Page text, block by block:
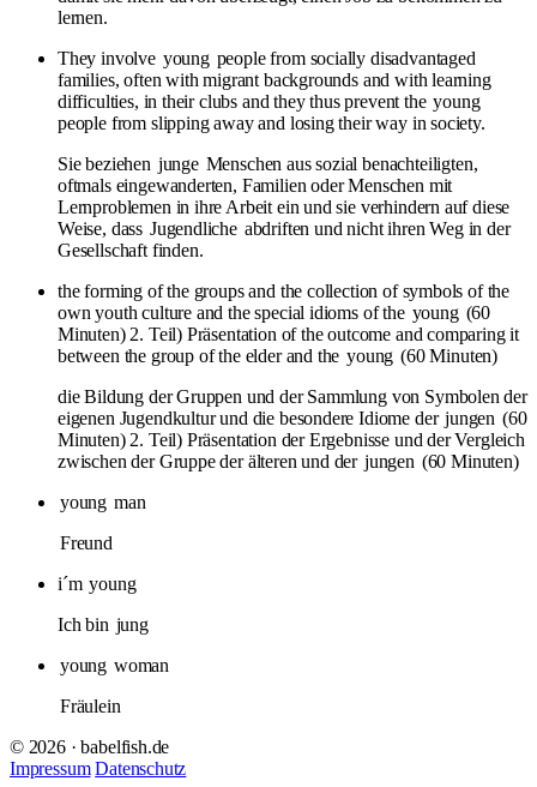
lernen.
They involve young people from socially disadvantaged
families, often with migrant backgrounds and with learning
difficulties, in their clubs and they thus prevent the young
people from slipping away and losing their way in society.
Sie beziehen junge Menschen aus sozial benachteiligten,
oftmals eingewanderten, Familien oder Menschen mit
Lernproblemen in ihre Arbeit ein und sie verhindern auf diese
Weise, dass Jugendliche abdriften und nicht ihren Weg in der
Gesellschaft finden.
the forming of the groups and the collection of symbols of the
own youth culture and the special idioms of the young (60
Minuten) 2. Teil) Präsentation of the outcome and comparing it
between the group of the elder and the young (60 Minuten)
die Bildung der Gruppen und der Sammlung von Symbolen der
eigenen Jugendkultur und die besondere Idiome der jungen (60
Minuten) 2. Teil) Präsentation der Ergebnisse und der Vergleich
zwischen der Gruppe der älteren und der jungen (60 Minuten)
young man
Freund
i´m young
Ich bin jung
young woman
Fräulein
© 2026 · babelfish.de
Impressum Datenschutz